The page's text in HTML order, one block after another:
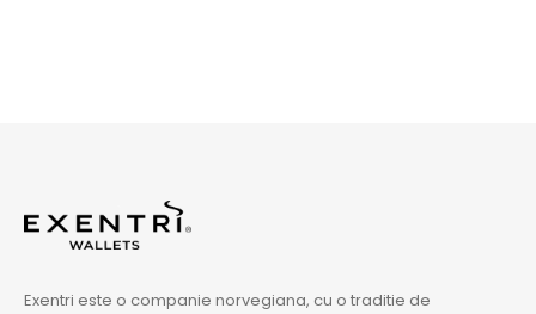
Exentri este o companie norvegiana, cu o traditie de